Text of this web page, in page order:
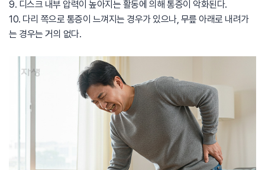
9. 디스크 내부 압력이 높아지는 활동에 의해 통증이 악화된다.
10. 다리 쪽으로 통증이 느껴지는 경우가 있으나, 무릎 아래로 내려가
는 경우는 거의 없다.